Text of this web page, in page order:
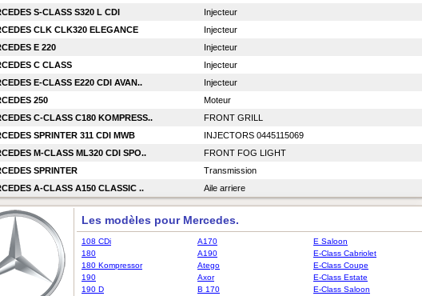
S-CLASS S320 L CDI
Injecteur
CLK CLK320 ELEGANCE
Injecteur
E 220
Injecteur
C CLASS
Injecteur
E-CLASS E220 CDI AVAN..
Injecteur
250
Moteur
C-CLASS C180 KOMPRESS..
FRONT GRILL
SPRINTER 311 CDI MWB
INJECTORS 0445115069
M-CLASS ML320 CDI SPO..
FRONT FOG LIGHT
SPRINTER
Transmission
A-CLASS A150 CLASSIC ..
Aile arriere
Les modèles pour Mercedes.
108 CDi
180
180 Kompressor
190
190 D
A170
A190
Atego
Axor
B 170
E Saloon
E-Class Cabriolet
E-Class Coupe
E-Class Estate
E-Class Saloon